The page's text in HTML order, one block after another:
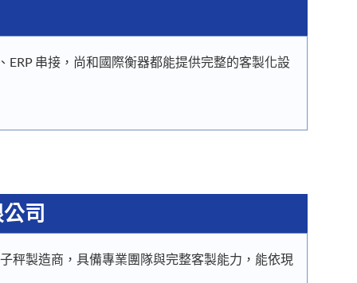
串接，尚和國際衡器都能提供完整的客製化設
司
秤製造商，具備專業團隊與完整客製能力，能依現